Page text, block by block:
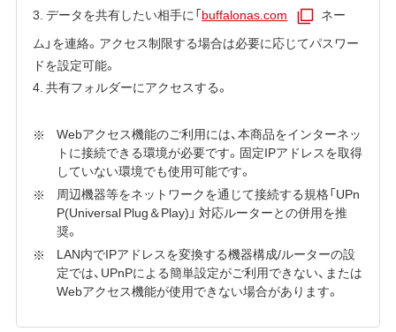
3. データを共有したい相手に「buffalonas.com
ネー
ム」を連絡。アクセス制限する場合は必要に応じてパスワー
ドを設定可能。
4. 共有フォルダーにアクセスする。
Webアクセス機能のご利用には、本商品をインターネッ
トに接続できる環境が必要です。固定IPアドレスを取得
していない環境でも使用可能です。
周辺機器等をネットワークを通じて接続する規格「UPn
P(Universal Plug＆Play)」 対応ルーターとの併用を推
奨。
LAN内でIPアドレスを変換する機器構成/ルーターの設
定では、UPnPによる簡単設定がご利用できない、または
Webアクセス機能が使用できない場合があります。